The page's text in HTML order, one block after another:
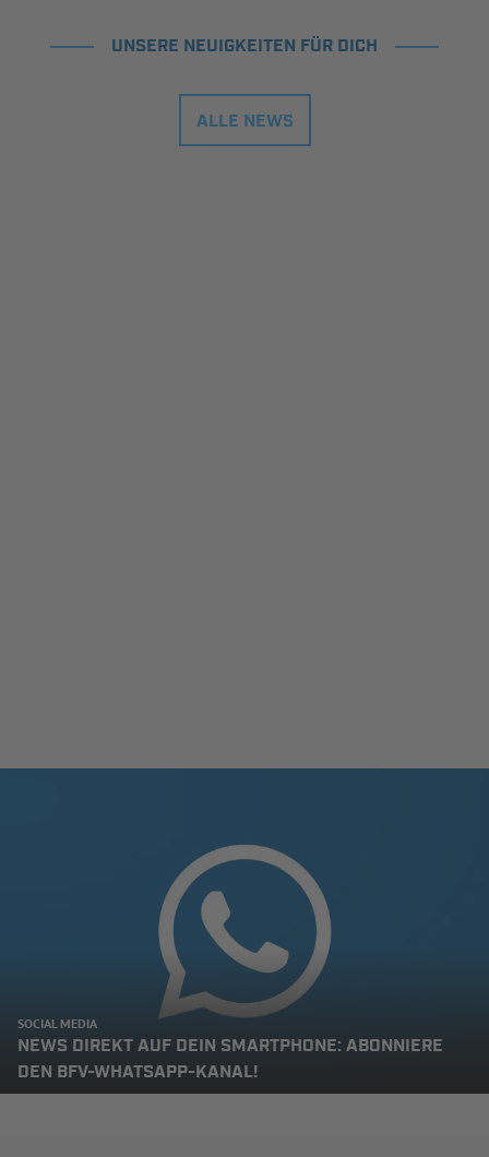
UNSERE NEUIGKEITEN FÜR DICH
ALLE NEWS
SOCIAL MEDIA
NEWS DIREKT AUF DEIN SMARTPHONE: ABONNIERE
DEN BFV-WHATSAPP-KANAL!